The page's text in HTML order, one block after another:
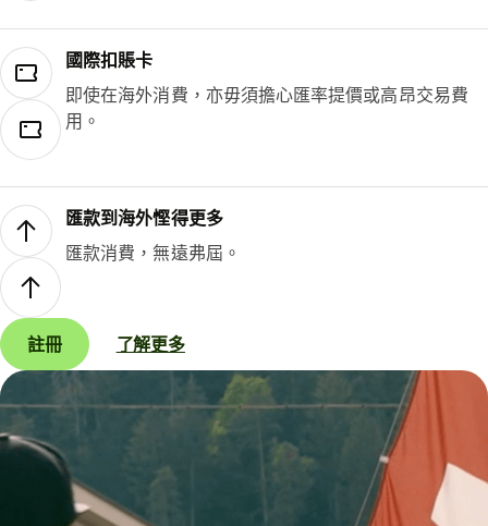
國際扣賬卡
即使在海外消費，亦毋須擔心匯率提價或高昂交易費
用。
匯款到海外慳得更多
匯款消費，無遠弗屆。
註冊 了解更多